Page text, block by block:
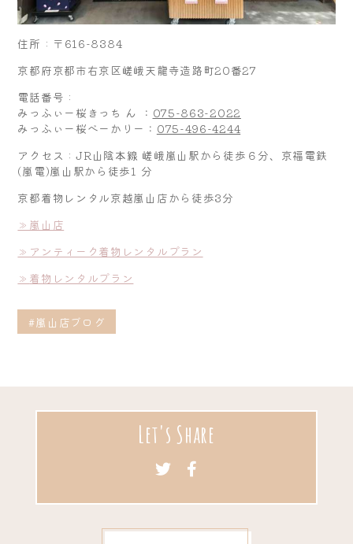
住所 : 〒616-8384
京都府京都市右京区嵯峨天龍寺造路町20番27
電話番号 :
みっふぃー桜きっち ん ： 075-863-2022
みっふぃー桜べーかりー： 075-496-4244
アクセス : JR山陰本線 嵯峨嵐山駅から徒歩６分、京福電鉄
(嵐電)嵐山駅から徒歩1 分
京都着物レンタル京越嵐山店から徒歩3分
≫嵐山店
≫アンティーク着物レンタルプラン
≫ 着物レンタルプラン
#嵐山店ブログ
Let's Share